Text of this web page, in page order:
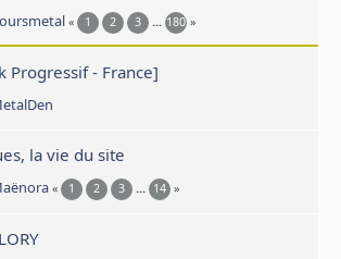
« 1 2 3 ... 180»
Progressif - France]
la vie du site
« 1 2 3 ... 14 »